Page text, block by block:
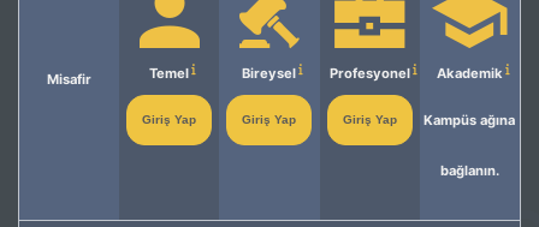
Misafir Temel
Giriş Yap
Bireysel
Giriş Yap
Profesyonel
Giriş Yap
Akademik
Kampüs ağına
bağlanın.